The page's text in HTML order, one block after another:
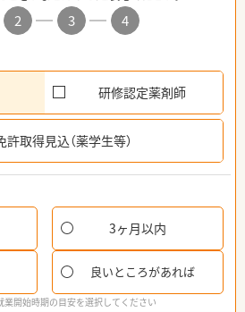
2 3
4
研修認定薬剤師
取得見込（薬学生等）
3ヶ月以内
良いところがあれば
開始時期の目安を選択してください